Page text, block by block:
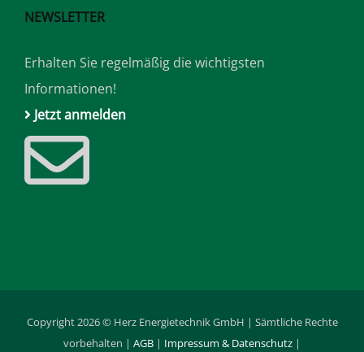
NEWSLETTER
Erhalten Sie regelmäßig die wichtigsten
Informationen!
Jetzt anmelden
Copyright 2026 © Herz Energietechnik GmbH | Sämtliche Rechte
vorbehalten | AGB | Impressum & Datenschutz |